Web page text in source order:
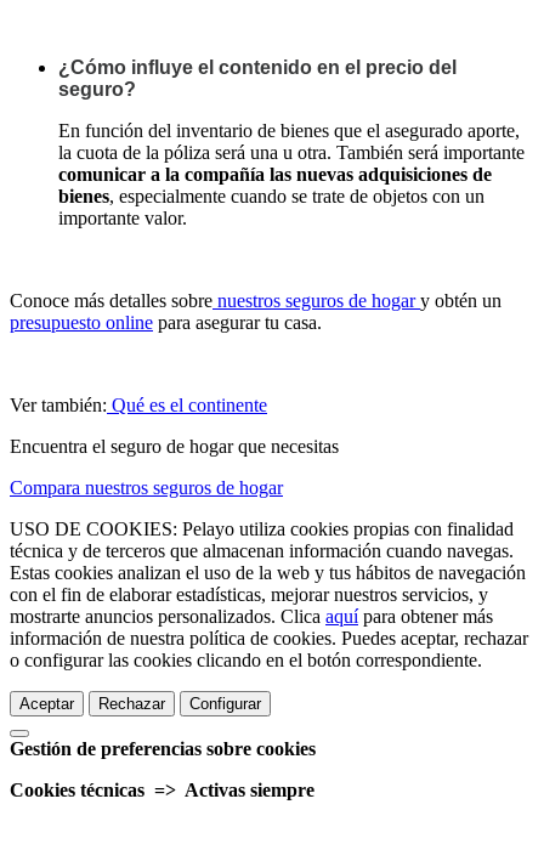
¿Cómo influye el contenido en el precio del
seguro?
En función del inventario de bienes que el asegurado aporte,
la cuota de la póliza será una u otra. También será importante
comunicar a la compañía las nuevas adquisiciones de
bienes, especialmente cuando se trate de objetos con un
importante valor.
Conoce más detalles sobre nuestros seguros de hogary obtén un
presupuesto online para asegurar tu casa.
Ver también: Qué es el continente
Encuentra el seguro de hogar que necesitas
Compara nuestros seguros de hogar
USO DE COOKIES: Pelayo utiliza cookies propias con finalidad
técnica y de terceros que almacenan información cuando navegas.
Estas cookies analizan el uso de la web y tus hábitos de navegación
con el fin de elaborar estadísticas, mejorar nuestros servicios, y
mostrarte anuncios personalizados. Clica aquípara obtener más
información de nuestra política de cookies. Puedes aceptar, rechazar
o configurar las cookies clicando en el botón correspondiente.
Aceptar Rechazar Configurar
Gestión de preferencias sobre cookies
Cookies técnicas => Activas siempre